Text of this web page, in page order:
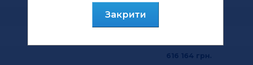
616 164 грн.
Закрити